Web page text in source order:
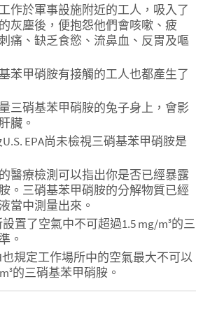
作於軍事設施附近的工人，吸入了
灰塵後，便抱怨他們會咳嗽、疲
痛、缺乏食慾、流鼻血、反胃及嘔
苯甲硝胺有接觸的工人也都產生了
三硝基苯甲硝胺的兔子身上，會影
臟。
U.S. EPA尚未檢視三硝基苯甲硝胺是
醫療檢測可以指出你是否已經暴露
。三硝基苯甲硝胺的分解物質已經
當中測量出來。
設置了空氣中不可超過1.5 mg/m3的三
。
也規定工作場所中的空氣最大不可以
3的三硝基苯甲硝胺。